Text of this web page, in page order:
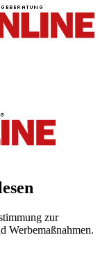
zur
Werbemaßnahmen.